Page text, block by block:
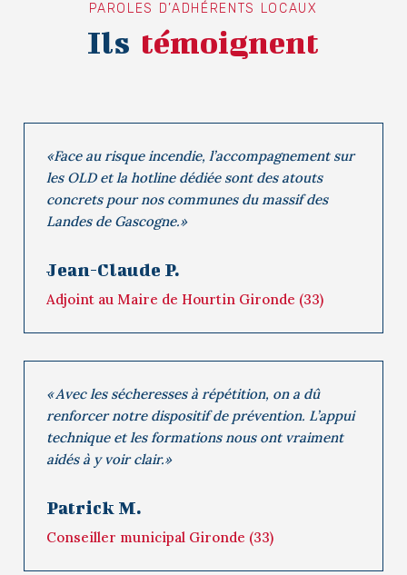
PAROLES D’ADHÉRENTS LOCAUX
Ils témoignent
«Face au risque incendie, l’accompagnement sur
les OLD et la hotline dédiée sont des atouts
concrets pour nos communes du massif des
Landes de Gascogne.»
Jean-Claude P.
Adjoint au Maire de Hourtin Gironde (33)
« Avec les sécheresses à répétition, on a dû
renforcer notre dispositif de prévention. L’appui
technique et les formations nous ont vraiment
aidés à y voir clair.»
Patrick M.
Conseiller municipal Gironde (33)